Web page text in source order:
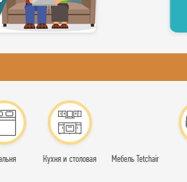
Кухня и столовая Мебель Tetchair